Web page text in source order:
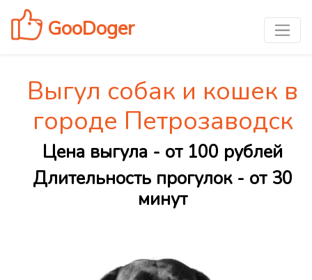
GooDoger
Выгул собак и кошек в
городе Петрозаводск
Цена выгула - от 100 рублей
Длительность прогулок - от 30
минут